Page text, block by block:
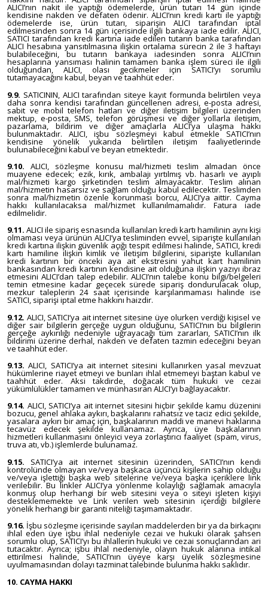
ALICI’nın nakit ile yaptığı ödemelerde, ürün tutarı 14 gün içinde
kendisine nakden ve defaten ödenir. ALICI’nın kredi kartı ile yaptığı
ödemelerde ise, ürün tutarı, siparişin ALICI tarafından iptal
edilmesinden sonra 14 gün içerisinde ilgili bankaya iade edilir. ALICI,
SATICI tarafından kredi kartına iade edilen tutarın banka tarafından
ALICI hesabına yansıtılmasına ilişkin ortalama sürecin 2 ile 3 haftayı
bulabileceğini, bu tutarın bankaya iadesinden sonra ALICI’nın
hesaplarına yansıması halinin tamamen banka işlem süreci ile ilgili
olduğundan, ALICI, olası gecikmeler için SATICI’yı sorumlu
tutamayacağını kabul, beyan ve taahhüt eder.
9.9. SATICININ, ALICI tarafından siteye kayıt formunda belirtilen veya
daha sonra kendisi tarafından güncellenen adresi, e-posta adresi,
sabit ve mobil telefon hatları ve diğer iletişim bilgileri üzerinden
mektup, e-posta, SMS, telefon görüşmesi ve diğer yollarla iletişim,
pazarlama, bildirim ve diğer amaçlarla ALICI’ya ulaşma hakkı
bulunmaktadır. ALICI, işbu sözleşmeyi kabul etmekle SATICI’nın
kendisine yönelik yukarıda belirtilen iletişim faaliyetlerinde
bulunabileceğini kabul ve beyan etmektedir.
9.10. ALICI, sözleşme konusu mal/hizmeti teslim almadan önce
muayene edecek; ezik, kırık, ambalajı yırtılmış vb. hasarlı ve ayıplı
mal/hizmeti kargo şirketinden teslim almayacaktır. Teslim alınan
mal/hizmetin hasarsız ve sağlam olduğu kabul edilecektir. Teslimden
sonra mal/hizmetin özenle korunması borcu, ALICI’ya aittir. Cayma
hakkı kullanılacaksa mal/hizmet kullanılmamalıdır. Fatura iade
edilmelidir.
9.11. ALICI ile sipariş esnasında kullanılan kredi kartı hamilinin aynı kişi
olmaması veya ürünün ALICI’ya tesliminden evvel, siparişte kullanılan
kredi kartına ilişkin güvenlik açığı tespit edilmesi halinde, SATICI, kredi
kartı hamiline ilişkin kimlik ve iletişim bilgilerini, siparişte kullanılan
kredi kartının bir önceki aya ait ekstresini yahut kart hamilinin
bankasından kredi kartının kendisine ait olduğuna ilişkin yazıyı ibraz
etmesini ALICI’dan talep edebilir. ALICI’nın talebe konu bilgi/belgeleri
temin etmesine kadar geçecek sürede sipariş dondurulacak olup,
mezkur taleplerin 24 saat içerisinde karşılanmaması halinde ise
SATICI, siparişi iptal etme hakkını haizdir.
9.12. ALICI, SATICI’ya ait internet sitesine üye olurken verdiği kişisel ve
diğer sair bilgilerin gerçeğe uygun olduğunu, SATICI’nın bu bilgilerin
gerçeğe aykırılığı nedeniyle uğrayacağı tüm zararları, SATICI’nın ilk
bildirimi üzerine derhal, nakden ve defaten tazmin edeceğini beyan
ve taahhüt eder.
9.13. ALICI, SATICI’ya ait internet sitesini kullanırken yasal mevzuat
hükümlerine riayet etmeyi ve bunları ihlal etmemeyi baştan kabul ve
taahhüt eder. Aksi takdirde, doğacak tüm hukuki ve cezai
yükümlülükler tamamen ve münhasıran ALICI’yı bağlayacaktır.
9.14. ALICI, SATICI’ya ait internet sitesini hiçbir şekilde kamu düzenini
bozucu, genel ahlaka aykırı, başkalarını rahatsız ve taciz edici şekilde,
yasalara aykırı bir amaç için, başkalarının maddi ve manevi haklarına
tecavüz edecek şekilde kullanamaz. Ayrıca, üye başkalarının
hizmetleri kullanmasını önleyici veya zorlaştırıcı faaliyet (spam, virus,
truva atı, vb.) işlemlerde bulunamaz.
9.15. SATICI’ya ait internet sitesinin üzerinden, SATICI’nın kendi
kontrolünde olmayan ve/veya başkaca üçüncü kişilerin sahip olduğu
ve/veya işlettiği başka web sitelerine ve/veya başka içeriklere link
verilebilir. Bu linkler ALICI’ya yönlenme kolaylığı sağlamak amacıyla
konmuş olup herhangi bir web sitesini veya o siteyi işleten kişiyi
desteklememekte ve Link verilen web sitesinin içerdiği bilgilere
yönelik herhangi bir garanti niteliği taşımamaktadır.
9.16. İşbu sözleşme içerisinde sayılan maddelerden bir ya da birkaçını
ihlal eden üye işbu ihlal nedeniyle cezai ve hukuki olarak şahsen
sorumlu olup, SATICI’yı bu ihlallerin hukuki ve cezai sonuçlarından ari
tutacaktır. Ayrıca; işbu ihlal nedeniyle, olayın hukuk alanına intikal
ettirilmesi halinde, SATICI’nın üyeye karşı üyelik sözleşmesine
uyulmamasından dolayı tazminat talebinde bulunma hakkı saklıdır.
10. CAYMA HAKKI